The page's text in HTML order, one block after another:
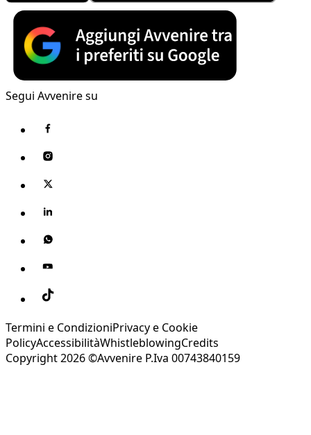
Segui Avvenire su
Termini e CondizioniPrivacy e Cookie
PolicyAccessibilitàWhistleblowingCredits
Copyright 2026 ©Avvenire P.Iva 00743840159